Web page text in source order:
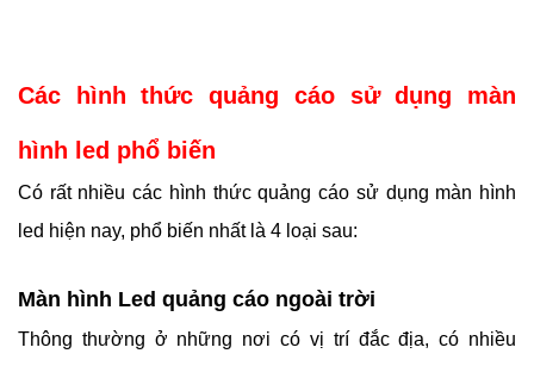
Các hình thức quảng cáo sử dụng màn
hình led phổ biến
Có rất nhiều các hình thức quảng cáo sử dụng màn hình
led hiện nay, phổ biến nhất là 4 loại sau:
Màn hình Led quảng cáo ngoài trời
Thông thường ở những nơi có vị trí đắc địa, có nhiều